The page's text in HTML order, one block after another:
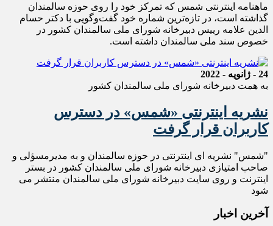
ماهنامه اینترنتی شمس که تمرکز خود را روی حوزه سالمندان
گذاشته است، در تازه‌ترین شماره خود گفت‌و‌گویی با دکتر حسام
الدین علامه رییس دبیرخانه شورای ملی سالمندان کشور در
خصوص سند ملی سالمندان داشته است.
24 - ژانویه - 2022
به همت دبیرخانه شورای ملی سالمندان کشور
نشریه اینترنتی «شمس» در دسترس
کاربران قرار گرفت
"شمس" نشریه ای اینترنتی در حوزه سالمندان و به مدیرمسؤلی و
صاحب امتیازی دبیرخانه شورای ملی سالمندان کشور در بستر
اینترنت و روی سایت دبیرخانه شورای ملی سالمندان منتشر می
شود
آخرین اخبار